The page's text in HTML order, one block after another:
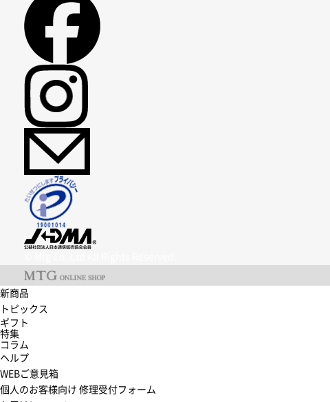
新商品
トピックス
ギフト
特集
コラム
ヘルプ
WEBご意見箱
個人のお客様向け 修理受付フォーム